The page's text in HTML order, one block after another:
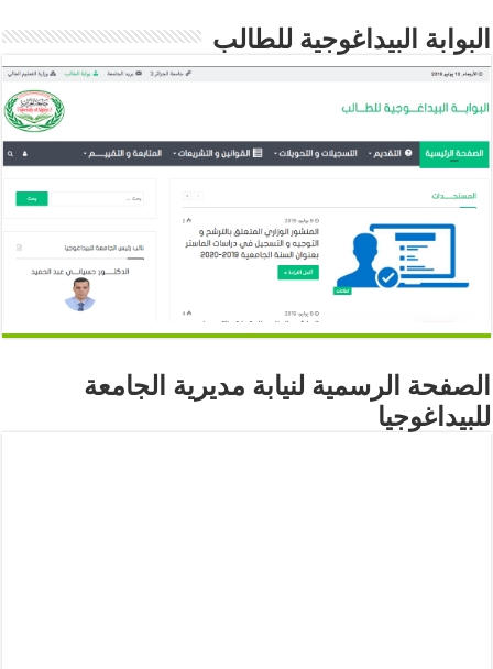
البوابة البيداغوجية للطالب
الصفحة الرسمية لنيابة مديرية الجامعة
للبيداغوجيا